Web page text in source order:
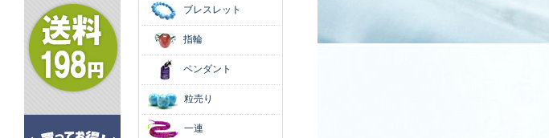
ブレスレット
指輪
ペンダント
粒売り
一連